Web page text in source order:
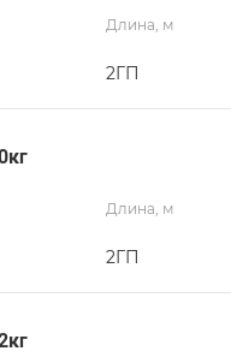
Длина, м
2ГП
Длина, м
2ГП